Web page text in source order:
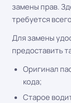
замены прав.
требуется
Для замены
предоставить
Оригинал
кода;
Старое